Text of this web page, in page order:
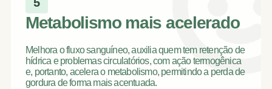
Metabolismo mais acelerado
Melhora o fluxo sanguíneo, auxilia quem tem retenção de
hídrica e problemas circulatórios, com ação termogênica
e, portanto, acelera o metabolismo, permitindo a perda de
gordura de forma mais acentuada.